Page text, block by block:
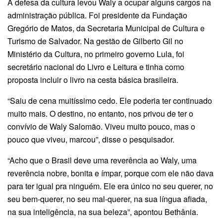
administração pública. Foi presidente da Fundação
Gregório de Matos, da Secretaria Municipal de Cultura e
Turismo de Salvador. Na gestão de Gilberto Gil no
Ministério da Cultura, no primeiro governo Lula, foi
secretário nacional do Livro e Leitura e tinha como
proposta incluir o livro na cesta básica brasileira.
“Saiu de cena muitíssimo cedo. Ele poderia ter continuado
muito mais. O destino, no entanto, nos privou de ter o
convívio de Waly Salomão. Viveu muito pouco, mas o
pouco que viveu, marcou”, disse o pesquisador.
“Acho que o Brasil deve uma reverência ao Waly, uma
reverência nobre, bonita e ímpar, porque com ele não dava
para ter igual pra ninguém. Ele era único no seu querer, no
seu bem-querer, no seu mal-querer, na sua língua afiada,
na sua inteligência, na sua beleza”, apontou Bethânia.